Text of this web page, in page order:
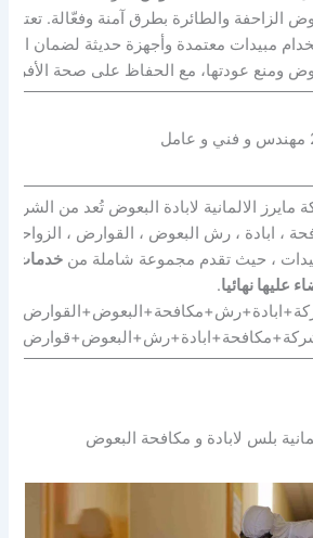
الزاحفة والطائرة بطرق آمنة وفعّالة.
مبيدات معتمدة وأجهزة حديثة لضمان
ومنع عودتها، مع الحفاظ على صحة الأفراد
مايرز الالمانية لابادة البعوض تُعد من
، ابادة ، رش البعوض ، القوارض ، الزواحف
، حيث تقدم مجموعة شاملة من خدمات
عليها نهائيا.
بلس لابادة و مكافحة البعوض